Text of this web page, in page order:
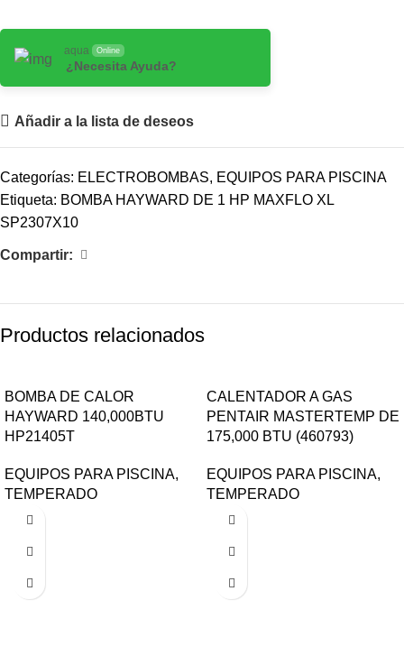
aqua Online
¿Necesita Ayuda?
Añadir a la lista de deseos
Categorías: ELECTROBOMBAS, EQUIPOS PARA PISCINA
Etiqueta: BOMBA HAYWARD DE 1 HP MAXFLO XL
SP2307X10
Compartir:
Productos relacionados
BOMBA DE CALOR
HAYWARD 140,000BTU
HP21405T
EQUIPOS PARA PISCINA,
TEMPERADO
CALENTADOR A GAS
PENTAIR MASTERTEMP DE
175,000 BTU (460793)
EQUIPOS PARA PISCINA,
TEMPERADO